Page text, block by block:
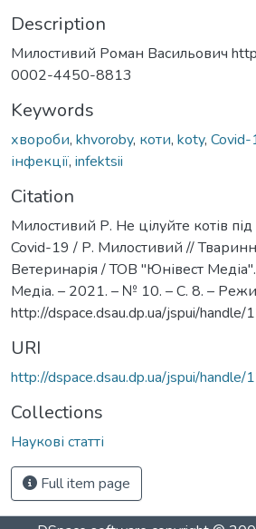
Description
Милостивий Роман Васильович
0002-4450-8813
Keywords
хвороби, khvoroby, коти, koty, Covid-
інфекції, infektsii
Citation
Милостивий Р. Не цілуйте котів
Covid-19 / Р. Милостивий //
Ветеринарія / ТОВ "Юнівест
Медіа. – 2021. – № 10. – С. 8. –
http://dspace.dsau.dp.ua/jspui/
URI
http://dspace.dsau.dp.ua/jspui/
Collections
Наукові статті
Full item page